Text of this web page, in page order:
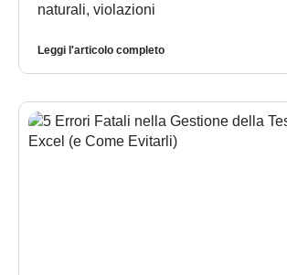
naturali, violazioni
Leggi l'articolo completo